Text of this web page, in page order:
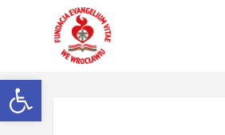
Otwórz pasek narzędzi